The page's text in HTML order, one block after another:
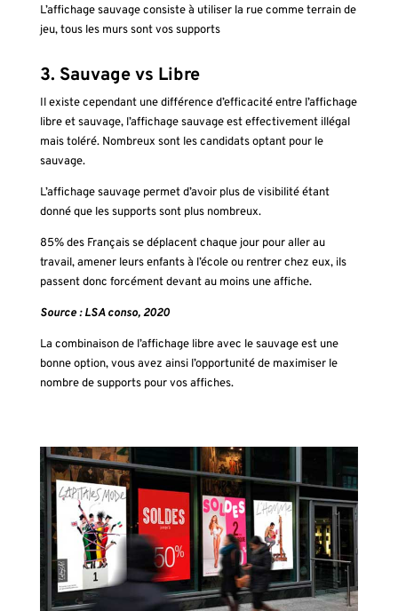
L’affichage sauvage consiste à utiliser la rue comme terrain de
jeu, tous les murs sont vos supports
3. Sauvage vs Libre
Il existe cependant une différence d’efficacité entre l’affichage
libre et sauvage, l’affichage sauvage est effectivement illégal
mais toléré. Nombreux sont les candidats optant pour le
sauvage.
L’affichage sauvage permet d’avoir plus de visibilité étant
donné que les supports sont plus nombreux.
85% des Français se déplacent chaque jour pour aller au
travail, amener leurs enfants à l’école ou rentrer chez eux, ils
passent donc forcément devant au moins une affiche.
Source : LSA conso, 2020
La combinaison de l’affichage libre avec le sauvage est une
bonne option, vous avez ainsi l’opportunité de maximiser le
nombre de supports pour vos affiches.